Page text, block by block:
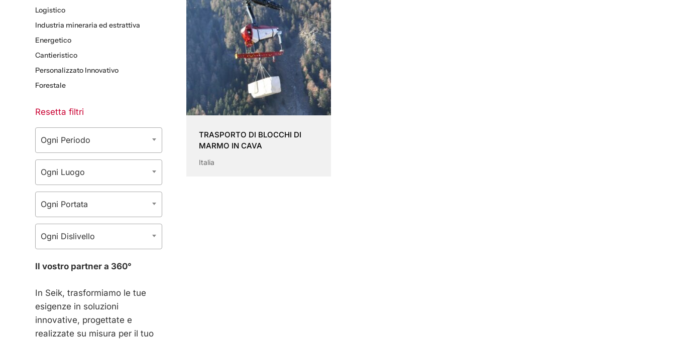
Logistico
Industria mineraria ed estrattiva
Energetico
Cantieristico
Personalizzato Innovativo
Forestale
Resetta filtri
Ogni Periodo
Ogni Luogo
Ogni Portata
Ogni Dislivello
Il vostro partner a 360°
In Seik, trasformiamo le tue
esigenze in soluzioni
innovative, progettate e
realizzate su misura per il tuo
TRASPORTO DI BLOCCHI DI
MARMO IN CAVA
Italia